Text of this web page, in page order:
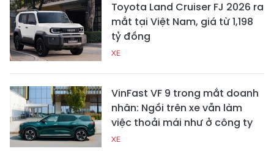
Toyota Land Cruiser FJ 2026 ra
mắt tại Việt Nam, giá từ 1,198
tỷ đồng
XE
VinFast VF 9 trong mắt doanh
nhân: Ngồi trên xe vẫn làm
việc thoải mái như ở công ty
XE